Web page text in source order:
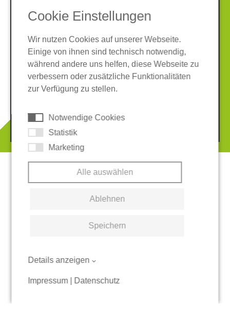
SOCIAL MEDIA
© 2026 REGUPOL Germany GmbH & Co. KG
Cookie Einstellungen
Wir nutzen Cookies auf unserer Webseite.
Einige von ihnen sind technisch notwendig,
während andere uns helfen, diese Webseite zu
verbessern oder zusätzliche Funktionalitäten
zur Verfügung zu stellen.
Notwendige Cookies
Statistik
Marketing
Alle auswählen
Ablehnen
Speichern
Details anzeigen
Impressum Datenschutz